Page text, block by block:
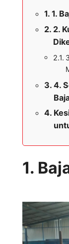
1.
2.
4.
1.